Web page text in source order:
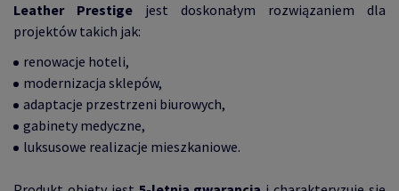
Leather Prestige jest doskonałym rozwiązaniem dla
projektów takich jak:
renowacje hoteli,
modernizacja sklepów,
adaptacje przestrzeni biurowych,
gabinety medyczne,
luksusowe realizacje mieszkaniowe.